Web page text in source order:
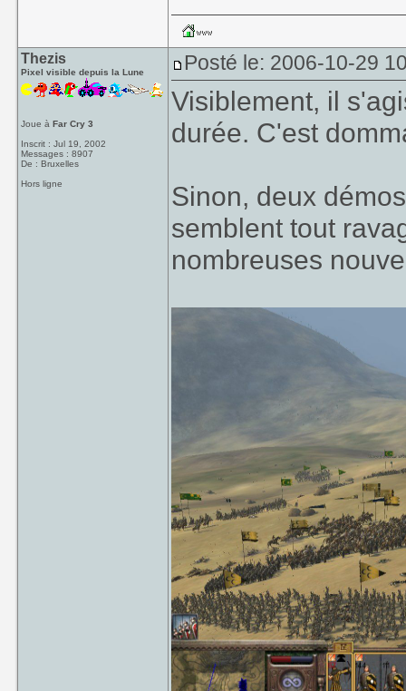
Thezis
Pixel visible depuis la Lune
Joue àFar Cry 3
Inscrit : Jul 19, 2002
Messages : 8907
De : Bruxelles
Hors ligne
Posté le: 2006-10-29
Visiblement, il
durée. C'est
Sinon, deux
semblent tout
nombreuses